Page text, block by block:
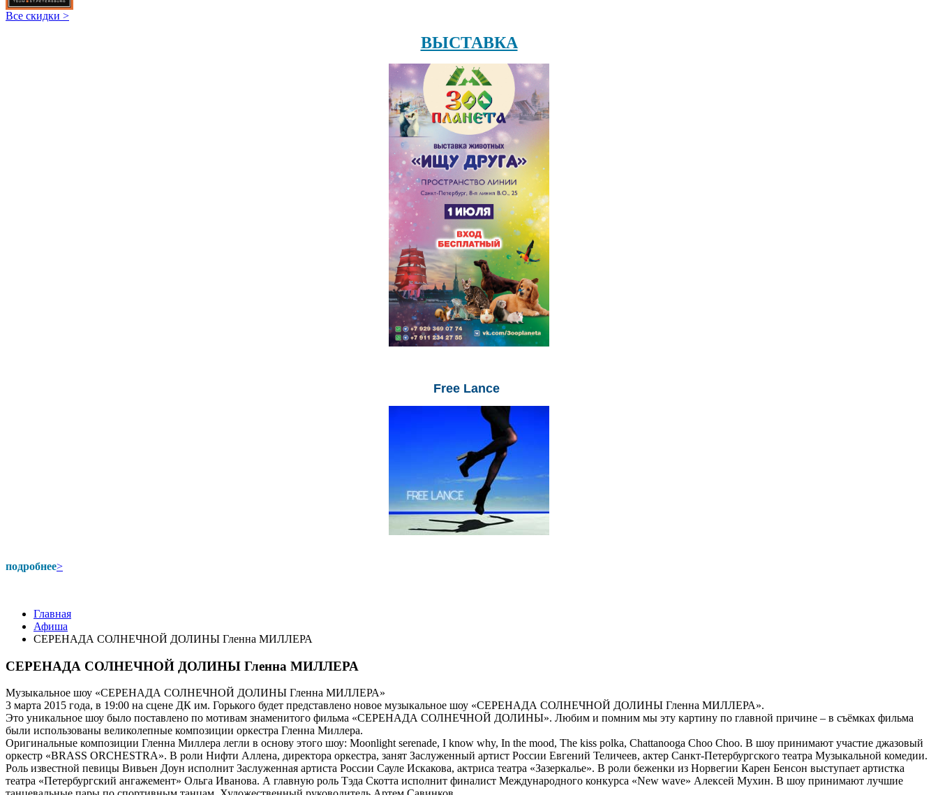
Все скидки >
ВЫСТАВКА
Free Lance
подробнее>
Главная
Афиша
СЕРЕНАДА СОЛНЕЧНОЙ ДОЛИНЫ Гленна МИЛЛЕРА
СЕРЕНАДА СОЛНЕЧНОЙ ДОЛИНЫ Гленна МИЛЛЕРА
Музыкальное шоу «СЕРЕНАДА СОЛНЕЧНОЙ ДОЛИНЫ Гленна МИЛЛЕРА»
3 марта 2015 года, в 19:00 на сцене ДК им. Горького будет представлено новое музыкальное шоу «СЕРЕНАДА СОЛНЕЧНОЙ ДОЛИНЫ Гленна МИЛЛЕРА».
Это уникальное шоу было поставлено по мотивам знаменитого фильма «СЕРЕНАДА СОЛНЕЧНОЙ ДОЛИНЫ». Любим и помним мы эту картину по главной причине – в съёмках фильма
были использованы великолепные композиции оркестра Гленна Миллера.
Оригинальные композиции Гленна Миллера легли в основу этого шоу: Moonlight serenade, I know why, In the mood, The kiss polka, Chattanooga Choo Choo. В шоу принимают участие джазовый
оркестр «BRASS ORCHESTRA». В роли Нифти Аллена, директора оркестра, занят Заслуженный артист России Евгений Теличеев, актер Санкт-Петербургского театра Музыкальной комедии.
Роль известной певицы Вивьен Доун исполнит Заслуженная артиста России Сауле Искакова, актриса театра «Зазеркалье». В роли беженки из Норвегии Карен Бенсон выступает артистка
театра «Петербургский ангажемент» Ольга Иванова. А главную роль Тэда Скотта исполнит финалист Международного конкурса «New wave» Алексей Мухин. В шоу принимают лучшие